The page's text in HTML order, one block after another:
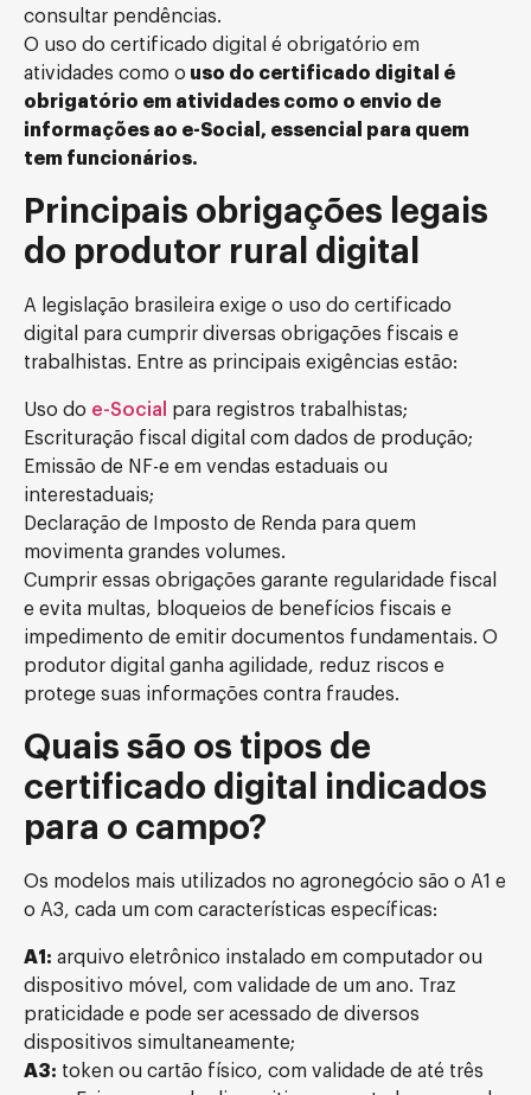
consultar pendências.
O uso do certificado digital é obrigatório em
atividades como o uso do certificado digital é
obrigatório em atividades como o envio de
informações ao e-Social, essencial para quem
tem funcionários.
Principais obrigações legais
do produtor rural digital
A legislação brasileira exige o uso do certificado
digital para cumprir diversas obrigações fiscais e
trabalhistas. Entre as principais exigências estão:
Uso do e-Social para registros trabalhistas;
Escrituração fiscal digital com dados de produção;
Emissão de NF-e em vendas estaduais ou
interestaduais;
Declaração de Imposto de Renda para quem
movimenta grandes volumes.
Cumprir essas obrigações garante regularidade fiscal
e evita multas, bloqueios de benefícios fiscais e
impedimento de emitir documentos fundamentais. O
produtor digital ganha agilidade, reduz riscos e
protege suas informações contra fraudes.
Quais são os tipos de
certificado digital indicados
para o campo?
Os modelos mais utilizados no agronegócio são o A1 e
o A3, cada um com características específicas:
A1: arquivo eletrônico instalado em computador ou
dispositivo móvel, com validade de um ano. Traz
praticidade e pode ser acessado de diversos
dispositivos simultaneamente;
A3: token ou cartão físico, com validade de até três